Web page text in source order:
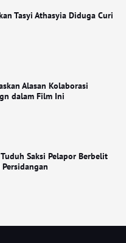
Tasyi Athasyia Diduga Curi
Alasan Kolaborasi
dalam Film Ini
Saksi Pelapor Berbelit